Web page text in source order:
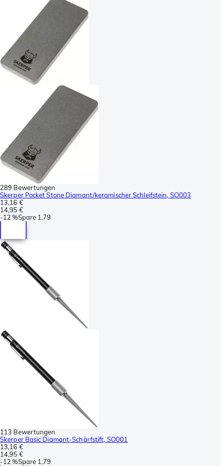
289 Bewertungen
Skerper Pocket Stone Diamant/keramischer Schleifstein, SO003
13,16 €
14,95 €
-12 %Spare 1,79
113 Bewertungen
Skerper Basic Diamant-Schärfstift, SO001
13,16 €
14,95 €
-12 %Spare 1,79